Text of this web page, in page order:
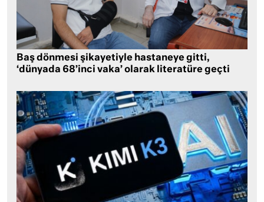
Baş dönmesi şikayetiyle hastaneye gitti,
‘dünyada 68’inci vaka’ olarak literatüre geçti